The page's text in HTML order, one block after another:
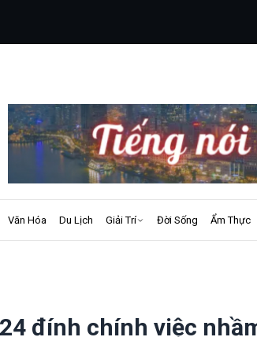
Văn Hóa Du Lịch Giải Trí Đời Sống Ẩm Thực
đính chính việc